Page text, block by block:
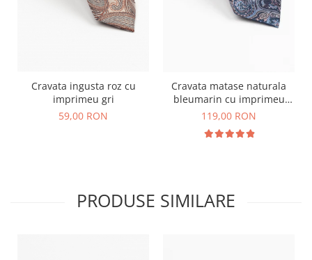
Cravata ingusta roz cu
imprimeu gri
59,00 RON
Cravata matase naturala
bleumarin cu imprimeu
paisley roz
119,00 RON
PRODUSE SIMILARE